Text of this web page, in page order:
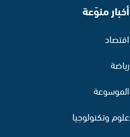
أخبار منوّعة
اقتصاد
رياضة
الموسوعة
علوم وتكنولوجيا